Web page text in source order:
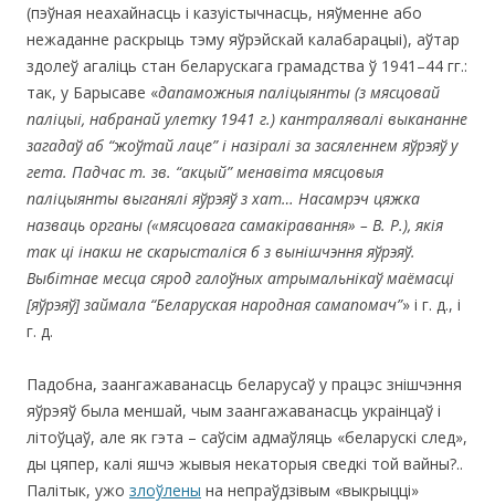
(пэўная неахайнасць і казуістычнасць, няўменне або
нежаданне раскрыць тэму яўрэйскай калабарацыі), аўтар
здолеў агаліць стан беларускага грамадства ў 1941–44 гг.:
так, у Барысаве «дапаможныя паліцыянты (з мясцовай
паліцыі, набранай улетку 1941 г.) кантралявалі выкананне
загадаў аб “жоўтай лаце” і назіралі за засяленнем яўрэяў у
гета. Падчас т. зв. “акцый”менавіта мясцовыя
паліцыянты выганялі яўрэяў з хат… Насамрэч цяжка
назваць органы («мясцовага самакіравання» – В. Р.), якія
так ці інакш не скарысталіся б з вынішчэння яўрэяў.
Выбітнае месца сярод галоўных атрымальнікаў маёмасці
[яўрэяў] займала “Беларуская народная самапомач”» і г. д., і
г. д.
Падобна, заангажаванасць беларусаў у працэс знішчэння
яўрэяў была меншай, чым заангажаванасць украінцаў і
літоўцаў, але як гэта – саўсім адмаўляць «беларускі след»,
ды цяпер, калі яшчэ жывыя некаторыя сведкі той вайны?..
Палітык, ужо злоўлены на непраўдзівым «выкрыцці»